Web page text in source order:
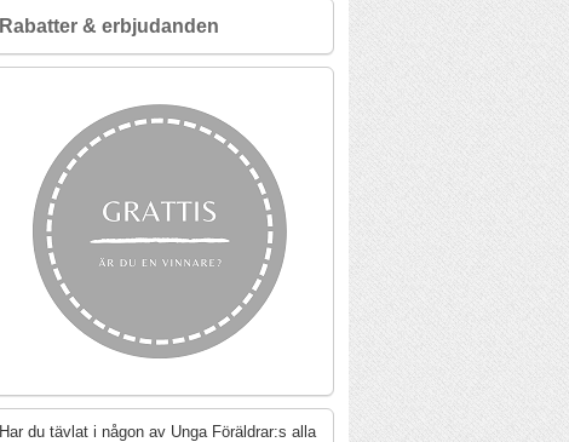
Rabatter & erbjudanden
Har du tävlat i någon av Unga Föräldrar:s alla